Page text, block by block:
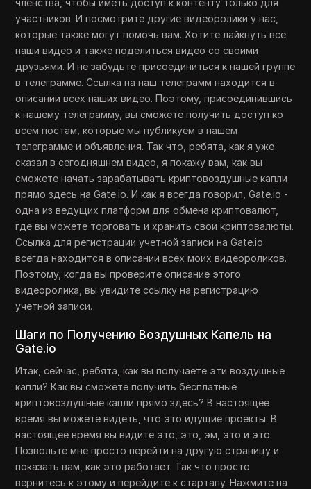
членства, чтобы иметь доступ к контенту только для
участников. И посмотрите другие видеоролики у нас,
которые также могут помочь вам. Хотите лайкнуть все
наши видео и также поделиться видео со своими
друзьями. И не забудьте присоединиться к нашей группе
в телеграмме. Ссылка на наш телеграмм находится в
описании всех наших видео. Поэтому, присоединившись
к нашему телеграмму, вы сможете получить доступ ко
всем постам, которые мы публикуем в нашем
телеграмме и объявления. Так что, ребята, как я уже
сказал в сегодняшнем видео, я покажу вам, как вы
сможете начать зарабатывать криптовоздушные капли
прямо здесь на Gate.io. И как я всегда говорил, Gate.io -
одна из ведущих платформ для обмена криптовалют,
где вы можете торговать и хранить свои криптовалюты.
Ссылка для регистрации учетной записи на Gate.io
всегда находится в описании всех моих видеороликов.
Поэтому, когда вы проверите описание этого
видеоролика, вы увидите ссылку на регистрацию
учетной записи.
Шаги по Получению Воздушных Капель на
Gate.io
Итак, сейчас, ребята, как вы получаете эти воздушные
капли? Как вы сможете получить бесплатные
криптовоздушные капли прямо здесь? В настоящее
время вы можете видеть, что это идущие проекты. В
настоящее время вы видите это, это, эм, это и это.
Позвольте мне просто перейти на другую страницу и
показать вам, как это работает. Так что просто
вернитесь к этому и перейдите к стартапу. Нажмите на